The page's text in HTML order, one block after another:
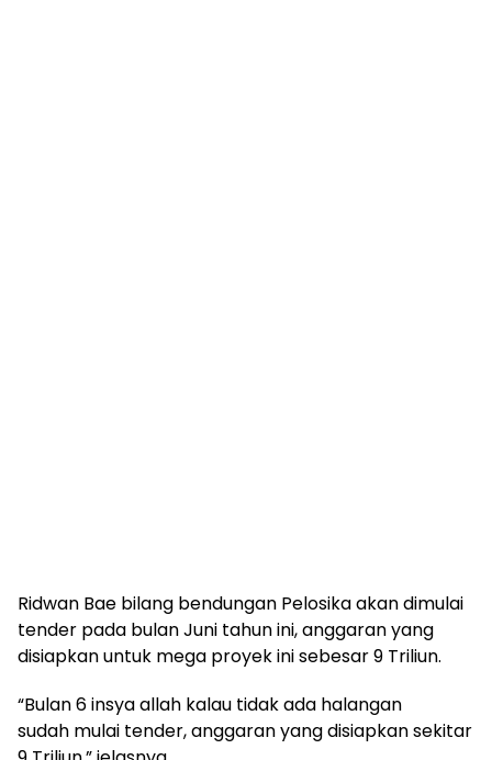
Ridwan Bae bilang bendungan Pelosika akan dimulai
tender pada bulan Juni tahun ini, anggaran yang
disiapkan untuk mega proyek ini sebesar 9 Triliun.
“Bulan 6 insya allah kalau tidak ada halangan
sudah mulai tender, anggaran yang disiapkan sekitar